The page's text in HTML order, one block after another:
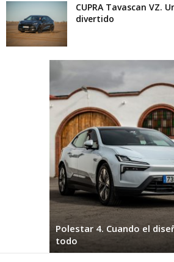
CUPRA Tavascan VZ.
divertido
Polestar 4. Cuando el
todo